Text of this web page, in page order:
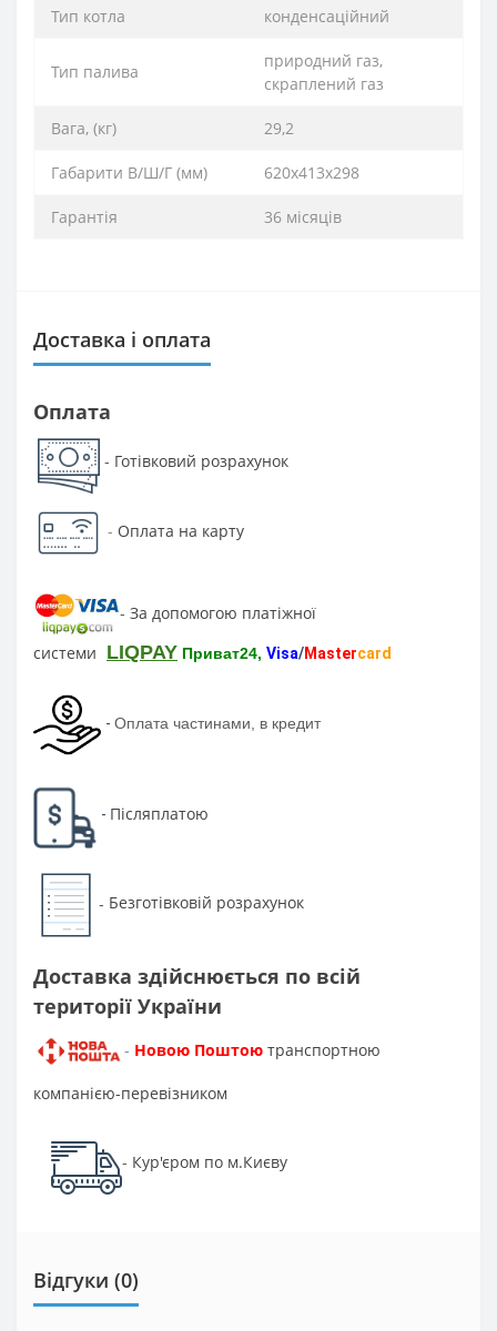
Тип котла конденсаційний
Тип палива
природний газ,
скраплений газ
Вага, (кг) 29,2
Габарити В/Ш/Г (мм) 620х413х298
Гарантія 36 місяців
Доставка і оплата
Оплата
- Готівковий розрахунок
- Оплата на карту
- За допомогою платіжної
системи LIQPAY Приват24, Visa/Mastercard
- Оплата частинами, в кредит
- Післяплатою
- Безготівковій розрахунок
Доставка здійснюється по всій
території України
- Новою Поштою транспортною
компанією-перевізником
- Кур'єром по м.Києву
Відгуки (0)